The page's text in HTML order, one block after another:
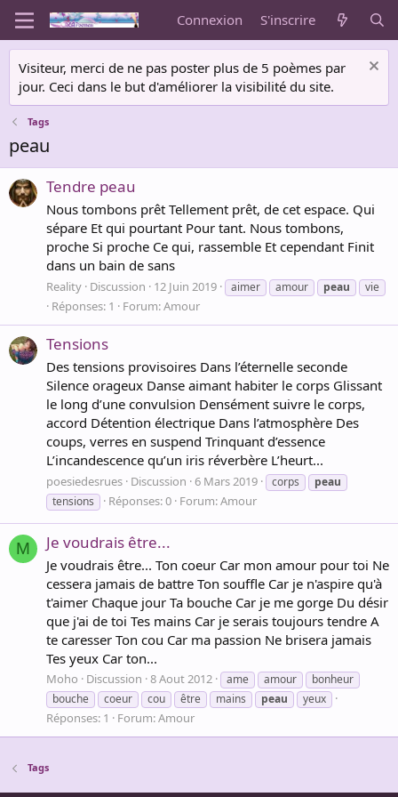
Connexion S'inscrire
Visiteur, merci de ne pas poster plus de 5 poèmes par
jour. Ceci dans le but d'améliorer la visibilité du site.
Tags
peau
Tendre peau
Nous tombons prêt Tellement prêt, de cet espace. Qui
sépare Et qui pourtant Pour tant. Nous tombons,
proche Si proche Ce qui, rassemble Et cependant Finit
dans un bain de sans
Reality Discussion 12 Juin 2019 aimer amour peau vie
Réponses: 1 Forum:Amour
Tensions
Des tensions provisoires Dans l’éternelle seconde
Silence orageux Danse aimant habiter le corps Glissant
le long d’une convulsion Densément suivre le corps,
accord Détention électrique Dans l’atmosphère Des
coups, verres en suspend Trinquant d’essence
L’incandescence qu’un iris réverbère L’heurt...
poesiedesrues Discussion 6 Mars 2019 corps
peau
tensions
Réponses: 0 Forum:Amour
M Je voudrais être...
Je voudrais être... Ton coeur Car mon amour pour toi Ne
cessera jamais de battre Ton souffle Car je n'aspire qu'à
t'aimer Chaque jour Ta bouche Car je me gorge Du désir
que j'ai de toi Tes mains Car je serais toujours tendre A
te caresser Ton cou Car ma passion Ne brisera jamais
Tes yeux Car ton...
Moho Discussion 8 Aout 2012 ame amour
bonheur
bouche
coeur cou être mains peau yeux
Réponses: 1 Forum:Amour
Tags